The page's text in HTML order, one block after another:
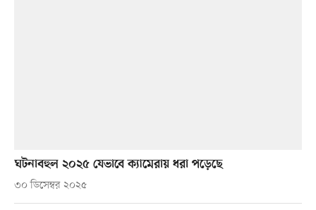
ঘটনাবহুল ২০২৫ যেভাবে ক্যামেরায় ধরা পড়েছে
৩০ ডিসেম্বর ২০২৫